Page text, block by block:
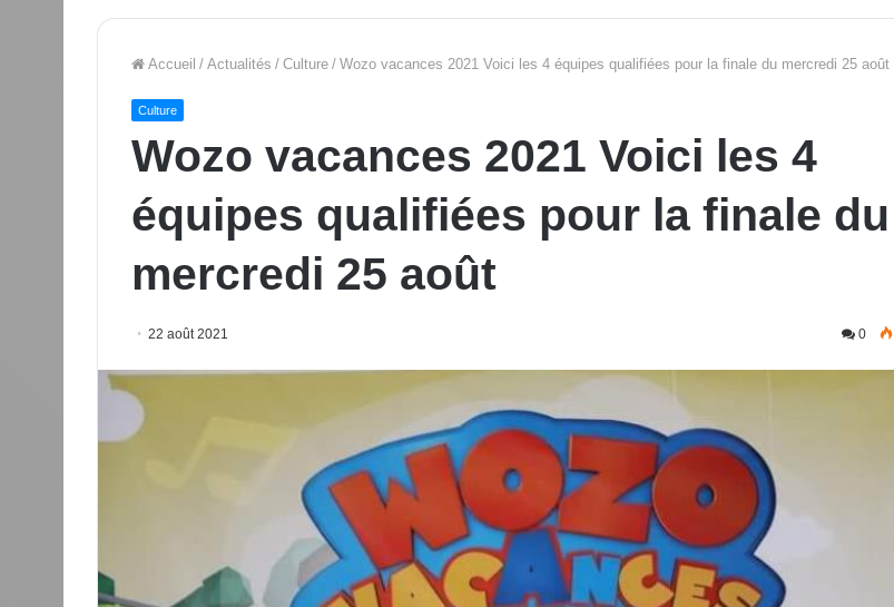
Accueil / Actualités / Culture / Wozo vacances 2021 Voici les 4 équipes qualifiées pour la finale du mercredi 25 août
Culture
Wozo vacances 2021 Voici les 4
équipes qualifiées pour la finale du
mercredi 25 août
22 août 2021 0